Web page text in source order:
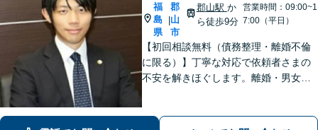
福
島
県
|
郡
山
市
郡山駅 か
ら徒歩9分
営業時間：09:00~1
7:00（平日）
【初回相談無料（債務整理・離婚不倫
に限る）】丁寧な対応で依頼者さまの
不安を解きほぐします。離婚・男女問
え込まずお気軽にご相談ください。